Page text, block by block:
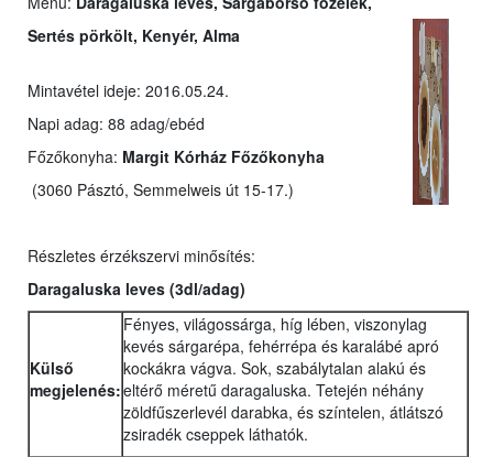
Sertés pörkölt, Kenyér, Alma
Mintavétel ideje: 2016.05.24.
Napi adag: 88 adag/ebéd
Főzőkonyha: Margit Kórház Főzőkonyha
(3060 Pásztó, Semmelweis út 15-17.)
Részletes érzékszervi minősítés:
Daragaluska leves (3dl/adag)
Külső
megjelenés:
Fényes, világossárga, híg lében, viszonylag
kevés sárgarépa, fehérrépa és karalábé apró
kockákra vágva. Sok, szabálytalan alakú és
eltérő méretű daragaluska. Tetején néhány
zöldfűszerlevél darabka, és színtelen, átlátszó
zsiradék cseppek láthatók.